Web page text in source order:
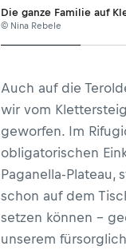
Die ganze Familie auf
© Nina Rebele
Auch auf die
wir vom
geworfen. Im
obligatorischen
Paganella-Plateau,
schon auf dem
setzen können –
unserem